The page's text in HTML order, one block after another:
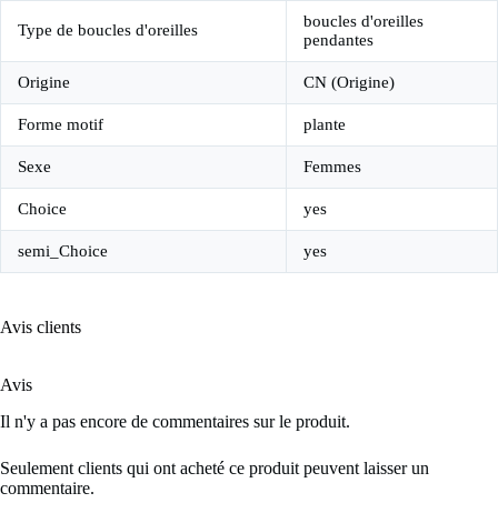
Type de boucles d'oreilles
boucles d'oreilles
pendantes
Origine CN (Origine)
Forme motif plante
Sexe Femmes
Choice yes
semi_Choice yes
Avis clients
Avis
Il n'y a pas encore de commentaires sur le produit.
Seulement clients qui ont acheté ce produit peuvent laisser un
commentaire.